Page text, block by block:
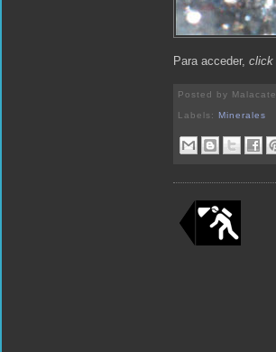
Para acceder, click
Posted by Malacate
Labels:Minerales